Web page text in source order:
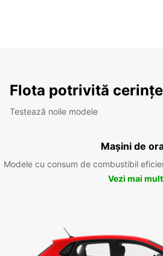
Flota potrivită
Testează noile modele
Mașini de
Modele cu consum de combustibil
Vezi mai mult